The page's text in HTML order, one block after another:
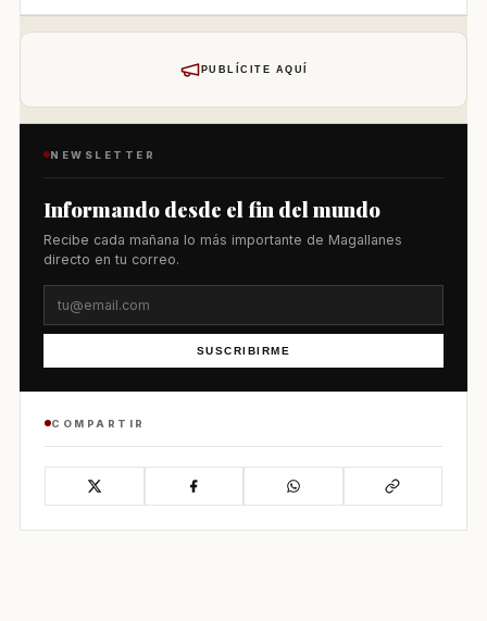
PUBLÍCITE AQUÍ
NEWSLETTER
Informando desde el fin del mundo
Recibe cada mañana lo más importante de Magallanes
directo en tu correo.
SUSCRIBIRME
COMPARTIR